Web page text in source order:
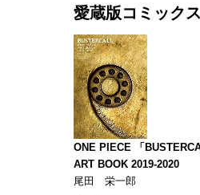
愛蔵版コミックス
ONE PIECE 「
ART BOOK 2019-2020
尾田 栄一郎